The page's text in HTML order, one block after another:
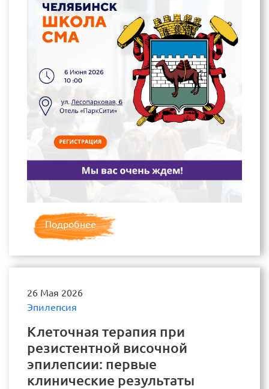
Подробнее
26 Мая 2026
Эпилепсия
Клеточная терапия при
резистентной височной
эпилепсии: первые
клинические результаты